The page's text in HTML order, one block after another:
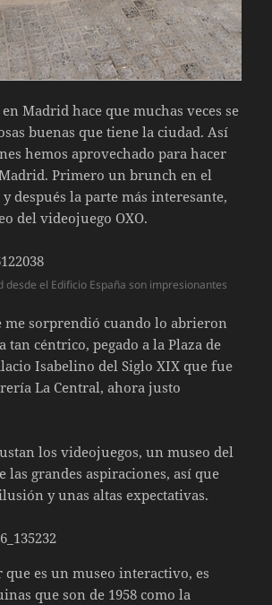
Madrid hace que muchas veces se
buenas que tiene la ciudad. Así
hemos aprovechado para hacer
Primero un brunch en el
después la parte más interesante,
del videojuego OXO.
desde el Edificio España son impresionantes
me sorprendió cuando lo abrieron
tan céntrico, pegado a la Plaza de
Isabelino del Siglo XIX que fue
La Central, ahora justo
los videojuegos, un museo del
las grandes aspiraciones, así que
y unas altas expectativas.
que es un museo interactivo, es
que son de 1958 como la